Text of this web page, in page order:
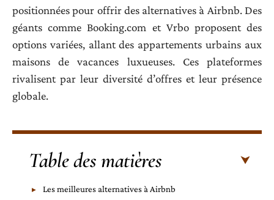
positionnées pour offrir des alternatives à Airbnb. Des
géants comme Booking.com et Vrbo proposent des
options variées, allant des appartements urbains aux
maisons de vacances luxueuses. Ces plateformes
rivalisent par leur diversité d’offres et leur présence
globale.
Table des matières
Les meilleures alternatives à Airbnb